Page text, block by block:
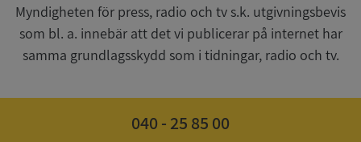
Myndigheten för press, radio och tv s.k. utgivningsbevis
som bl. a. innebär att det vi publicerar på internet har
samma grundlagsskydd som i tidningar, radio och tv.
040 - 25 85 00